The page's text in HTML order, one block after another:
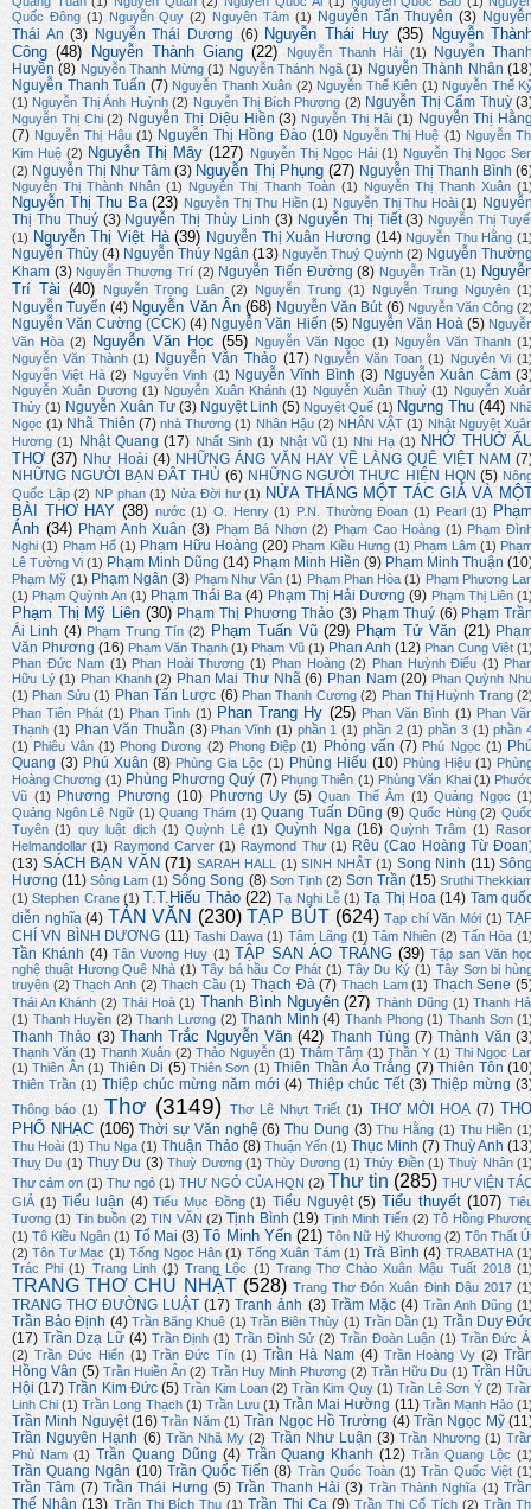
Quốc Đông (1) Nguyễn Quy (2) Nguyên Tâm (1) Nguyễn Tấn Thuyên (3)
Thái An (3) Nguyễn Thái Dương (6) Nguyễn Thái Huy (35)
Nguyễn
Công (48) Nguyễn Thành Giang (22) Nguyễn Thanh Hải (1)
Nguyễn
Huyền (8) Nguyễn Thanh Mừng (1) Nguyễn Thánh Ngã (1) Nguyễn Thành Nhân
Nguyễn Thanh Tuấn (7) Nguyễn Thanh Xuân (2) Nguyễn Thế Kiên (1) Nguyễn Thế
(1) Nguyễn Thị Ánh Huỳnh (2) Nguyễn Thị Bích Phượng (2) Nguyễn Thị Cẩm Thuỳ
Nguyễn Thị Chi (2) Nguyễn Thị Diệu Hiền (3) Nguyễn Thị Hải (1) Nguyễn Thị
(7) Nguyễn Thị Hậu (1) Nguyễn Thị Hồng Đào (10) Nguyễn Thị Huệ (1) Nguyễn
Kim Huệ (2) Nguyễn Thị Mây (127) Nguyễn Thị Ngọc Hải (1) Nguyễn Thị Ngọc
(2) Nguyễn Thị Như Tâm (3) Nguyễn Thị Phụng (27) Nguyễn Thị Thanh Bình
Nguyễn Thị Thành Nhân (1) Nguyễn Thị Thanh Toàn (1) Nguyễn Thị Thanh Xuân
Nguyễn Thị Thu Ba (23) Nguyễn Thị Thu Hiền (1) Nguyễn Thị Thu Hoài (1)
Thị Thu Thuý (3) Nguyễn Thị Thùy Linh (3) Nguyễn Thị Tiết (3) Nguyễn Thị
(1) Nguyễn Thị Việt Hà (39) Nguyễn Thị Xuân Hương (14) Nguyễn Thu Hằng
Nguyễn Thủy (4) Nguyễn Thúy Ngân (13) Nguyễn Thuý Quỳnh (2) Nguyễn
Kham (3) Nguyễn Thượng Trí (2) Nguyễn Tiến Đường (8) Nguyễn Trần (1)
Trí Tài (40) Nguyễn Trọng Luân (2) Nguyễn Trung (1) Nguyễn Trung Nguyên
Nguyễn Tuyển (4) Nguyễn Văn Ân (68) Nguyễn Văn Bút (6) Nguyễn Văn Công
Nguyễn Văn Cường (CCK) (4) Nguyễn Văn Hiến (5) Nguyễn Văn Hoà (5)
Văn Hòa (2) Nguyễn Văn Học (55) Nguyễn Văn Ngọc (1) Nguyễn Văn Thanh
Nguyễn Văn Thành (1) Nguyễn Văn Thảo (17) Nguyễn Văn Toan (1) Nguyên Vi
Nguyễn Việt Hà (2) Nguyễn Vinh (1) Nguyễn Vĩnh Bình (3) Nguyễn Xuân Cảm
Nguyễn Xuân Dương (1) Nguyễn Xuân Khánh (1) Nguyễn Xuân Thuỷ (1) Nguyễn
Thủy (1) Nguyễn Xuân Tư (3) Nguyệt Linh (5) Nguyệt Quế (1) Ngưng Thu (44)
Ngọc (1) Nhã Thiên (7) nhà Thương (1) Nhân Hậu (2) NHÂN VẬT (1) Nhật Nguyệt
Hương (1) Nhật Quang (17) Nhất Sinh (1) Nhật Vũ (1) Nhi Hạ (1) NHỚ THUỞ
THƠ (37) Như Hoài (4) NHỮNG ÁNG VĂN HAY VỀ LÀNG QUÊ VIỆT NAM
NHỮNG NGƯỜI BẠN ĐÂT THỦ (6) NHỮNG NGƯỜI THỰC HIỆN HQN (5)
Quốc Lập (2) NP phan (1) Nửa Đời hư (1) NỬA THÁNG MỘT TÁC GIẢ VÀ
BÀI THƠ HAY (38) nước (1) O. Henry (1) P.N. Thường Đoan (1) Pearl (1)
Ánh (34) Phạm Anh Xuân (3) Phạm Bá Nhơn (2) Phạm Cao Hoàng (1) Phạm
Nghi (1) Phạm Hổ (1) Phạm Hữu Hoàng (20) Phạm Kiều Hưng (1) Phạm Lâm (1)
Lê Tường Vi (1) Phạm Minh Dũng (14) Phạm Minh Hiền (9) Phạm Minh Thuận
Phạm Mỹ (1) Phạm Ngân (3) Phạm Như Vân (1) Phạm Phan Hòa (1) Phạm Phương
(1) Phạm Quỳnh An (1) Phạm Thái Ba (4) Phạm Thị Hải Dương (9) Phạm Thị Liên
Phạm Thị Mỹ Liên (30) Phạm Thị Phương Thảo (3) Phạm Thuý (6) Phạm
Ái Linh (4) Phạm Trung Tín (2) Phạm Tuấn Vũ (29) Phạm Tử Văn (21)
Văn Phương (16) Phạm Văn Thạnh (1) Phạm Vũ (1) Phan Anh (12) Phan Cung Việt
Phan Đức Nam (1) Phan Hoài Thương (1) Phan Hoàng (2) Phan Huỳnh Điểu (1)
Hữu Lý (1) Phan Khanh (2) Phan Mai Thư Nhã (6) Phan Nam (20) Phan Quỳnh
(1) Phan Sửu (1) Phan Tấn Lược (6) Phan Thanh Cương (2) Phan Thị Huỳnh Trang
Phan Tiên Phát (1) Phan Tình (1) Phan Trang Hy (25) Phan Văn Bình (1) Phan
Thạnh (1) Phan Văn Thuần (3) Phan Vĩnh (1) phần 1 (1) phần 2 (1) phần 3 (1) phần
(1) Phiêu Vân (1) Phong Dương (2) Phong Điệp (1) Phỏng vấn (7) Phú Ngọc (1)
Quang (3) Phú Xuân (8) Phùng Gia Lộc (1) Phùng Hiếu (10) Phùng Hiệu (1)
Hoàng Chương (1) Phùng Phương Quý (7) Phụng Thiên (1) Phùng Văn Khai (1)
Vũ (1) Phương Phương (10) Phương Uy (5) Quan Thế Âm (1) Quảng Ngọc
Quảng Ngôn Lê Ngữ (1) Quang Thám (1) Quang Tuấn Dũng (9) Quốc Hùng (2)
Tuyên (1) quy luật dịch (1) Quỳnh Lệ (1) Quỳnh Nga (16) Quỳnh Trâm (1)
Helmandollar (1) Raymond Carver (1) Raymond Thư (1) Rêu (Cao Hoàng Từ
(13) SÁCH BẠN VĂN (71) SARAH HALL (1) SINH NHẬT (1) Song Ninh (11)
Hương (11) Sông Lam (1) Sông Song (8) Sơn Tịnh (2) Sơn Trần (15) Sruthi
(1) Stephen Crane (1) T.T.Hiếu Thảo (22) Tạ Nghi Lễ (1) Tạ Thị Hoa (14) Tam
diễn nghĩa (4) TẢN VĂN (230) TẠP BÚT (624) Tạp chí Văn Mới (1)
CHÍ VN BÌNH DƯƠNG (11) Tashi Dawa (1) Tâm Lãng (1) Tâm Nhiên (2) Tấn Hòa
Tần Khánh (4) Tân Vương Huy (1) TẬP SAN ÁO TRẮNG (39) Tập san Văn
nghệ thuật Hương Quê Nhà (1) Tây bá hầu Cơ Phát (1) Tây Du Ký (1) Tây Sơn bi
truyện (2) Thạch Anh (2) Thạch Cầu (1) Thạch Đà (7) Thạch Lam (1) Thạch Sene
Thái An Khánh (2) Thái Hoà (1) Thanh Bình Nguyên (27) Thành Dũng (1) Thanh
(1) Thanh Huyền (2) Thanh Lương (2) Thanh Minh (4) Thanh Phong (1) Thanh Sơn
Thanh Thảo (3) Thanh Trắc Nguyễn Văn (42) Thanh Tùng (7) Thành Văn
Thạnh Văn (1) Thanh Xuân (2) Thảo Nguyễn (1) Thâm Tâm (1) Thần Y (1) Thi Ngọc
(1) Thiên Ân (1) Thiên Di (5) Thiên Sơn (1) Thiên Thần Áo Trắng (7) Thiên Tôn
Thiên Trần (1) Thiệp chúc mừng năm mới (4) Thiệp chúc Tết (3) Thiệp mừng
Thông báo (1) Thơ (3149) Thơ Lê Nhựt Triết (1) THƠ MỜI HOẠ (7)
PHỔ NHẠC (106) Thời sự Văn nghệ (6) Thu Dung (3) Thu Hằng (1) Thu Hiền
Thu Hoài (1) Thu Nga (1) Thuận Thảo (8) Thuận Yến (1) Thục Minh (7) Thuỳ Anh
Thuỵ Du (1) Thụy Du (3) Thuỳ Dương (1) Thùy Dương (1) Thủy Điền (1) Thuỳ Nhân
Thư cảm ơn (1) Thư ngỏ (1) THƯ NGỎ CỦA HQN (2) Thư tin (285) THƯ VIỆN
GIẢ (1) Tiểu luận (4) Tiểu Mục Đồng (1) Tiểu Nguyệt (5) Tiểu thuyết (107)
Tương (1) Tin buồn (2) TIN VĂN (2) Tịnh Bình (19) Tịnh Minh Tiến (2) Tô Hồng
(1) Tô Kiều Ngân (1) Tố Mai (3) Tô Minh Yến (21) Tôn Nữ Hỷ Khương (2) Tôn Thất
(2) Tôn Tư Mạc (1) Tống Ngọc Hân (1) Tống Xuân Tám (1) Trà Bình (4) TRABATHA
Trác Phi (1) Trang Linh (1) Trang Lộc (1) Trang Thơ Chào Xuân Mậu Tuất 2018
TRANG THƠ CHỦ NHẬT (528) Trang Thơ Đón Xuân Đinh Dậu 2017
TRANG THƠ ĐƯỜNG LUẬT (17) Tranh ảnh (3) Trầm Mặc (4) Trần Anh Dũng
Trần Bảo Định (4) Trần Băng Khuê (1) Trần Biên Thùy (1) Trần Dần (1) Trần Duy
(17) Trần Dzạ Lữ (4) Trần Định (1) Trần Đình Sử (2) Trần Đoàn Luận (1) Trần Đức
(2) Trần Đức Hiển (1) Trần Đức Tín (1) Trần Hà Nam (4) Trần Hoàng Vy (2)
Hồng Vân (5) Trần Huiền Ân (2) Trần Huy Minh Phương (2) Trần Hữu Du (1) Trần
Hội (17) Trần Kim Đức (5) Trần Kim Loan (2) Trần Kim Quy (1) Trần Lê Sơn Ý (2)
Linh Chi (1) Trần Long Thạch (1) Trần Lưu (1) Trần Mai Hường (11) Trần Mạnh Hảo
Trần Minh Nguyệt (16) Trần Năm (1) Trần Ngọc Hồ Trường (4) Trần Ngọc Mỹ
Trần Nguyên Hạnh (6) Trần Nhã My (2) Trần Như Luận (3) Trần Nhương (1)
Phù Nam (1) Trần Quang Dũng (4) Trần Quang Khanh (12) Trần Quang Lộc
Trần Quang Ngân (10) Trần Quốc Tiến (8) Trần Quốc Toàn (1) Trần Quốc Việt
Trần Tâm (7) Trần Thái Hưng (5) Trần Thanh Hải (3) Trần Thành Nghĩa (1)
Thế Nhân (13) Trần Thị Bích Thu (1) Trần Thi Ca (9) Trần Thị Cổ Tích (2) Trần